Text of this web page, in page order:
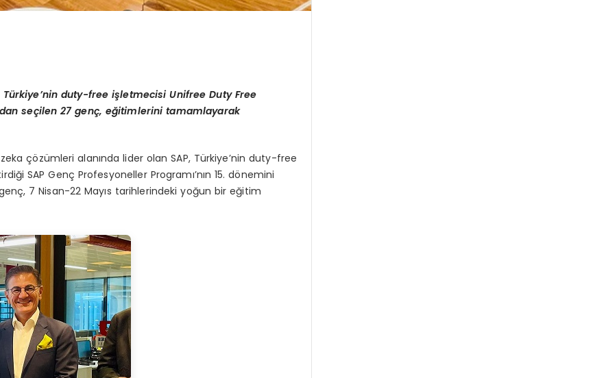
Türkiye’nin duty-free işletmecisi Unifree Duty Free
seçilen 27 genç, eğitimlerini tamamlayarak
çözümleri alanında lider olan SAP, Türkiye’nin duty-free
SAP Genç Profesyoneller Programı’nın 15. dönemini
7 Nisan-22 Mayıs tarihlerindeki yoğun bir eğitim